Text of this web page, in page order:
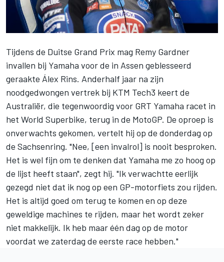
Tijdens de Duitse Grand Prix mag Remy Gardner
invallen bij Yamaha voor de in Assen geblesseerd
geraakte Álex Rins. Anderhalf jaar na zijn
noodgedwongen vertrek bij KTM Tech3 keert de
Australiër, die tegenwoordig voor GRT Yamaha racet in
het World Superbike, terug in de MotoGP. De oproep is
onverwachts gekomen, vertelt hij op de donderdag op
de Sachsenring. "Nee, [een invalrol] is nooit besproken.
Het is wel fijn om te denken dat Yamaha me zo hoog op
de lijst heeft staan", zegt hij. "Ik verwachtte eerlijk
gezegd niet dat ik nog op een GP-motorfiets zou rijden.
Het is altijd goed om terug te komen en op deze
geweldige machines te rijden, maar het wordt zeker
niet makkelijk. Ik heb maar één dag op de motor
voordat we zaterdag de eerste race hebben."